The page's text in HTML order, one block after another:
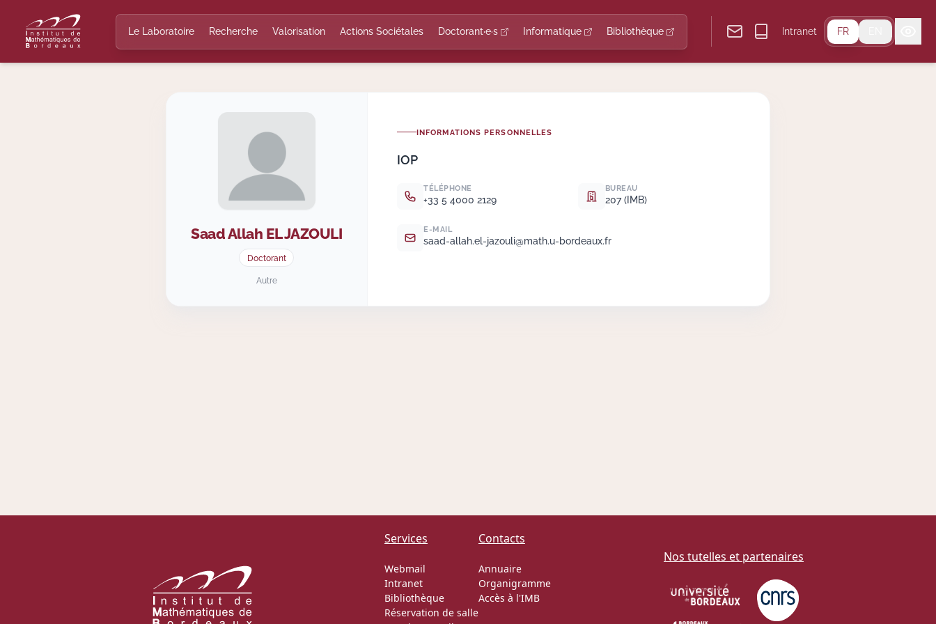
Le Laboratoire Recherche Valorisation Actions Sociétales Doctorant·e·s Informatique Bibliothèque Intranet FR
Saad Allah EL JAZOULI
Doctorant
Autre
INFORMATIONS PERSONNELLES
IOP
TÉLÉPHONE
+33 5 4000 2129
BUREAU
207 (IMB)
E-MAIL
saad-allah.el-jazouli@math.u-bordeaux.fr
Services
Webmail
Intranet
Bibliothèque
Réservation de salle
Contacts
Annuaire
Organigramme
Accès à l'IMB
Nos tutelles et partenaires